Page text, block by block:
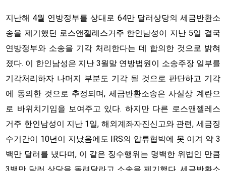
■ 2015년 투자소득세 납부 의무 없어 64만 달러 반환요청
■ 연방법원, 청구 중 세액공제주장 기각에 IRS와 기각동의
■ LA한인 정재 씨 ‘불법세금징수 3백만달러 반환하라’요구
지난해 4월 연방정부를 상대로 64만 달러상당의 세금반환소
송을 제기했던 로스앤젤레스거주 한인남성이 지난 5일 결국
연방정부와 소송을 기각 처리한다는 데 합의한 것으로 밝혀
졌다. 이 한인남성은 지난 3월말 연방법원이 소송주장 일부를
기각처리하자 나머지 부분도 기각 될 것으로 판단하고 기각
에 동의한 것으로 추정되며, 세금반환소송은 사실상 계란으
로 바위치기임을 보여주고 있다. 하지만 다른 로스앤젤레스
거주 한인남성이 지난 1일, 해외계좌자진신고와 관련, 세금징